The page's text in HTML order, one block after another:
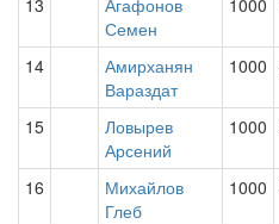
13
Агафонов
Семен
1000
14
Амирханян
Вараздат
1000
15
Ловырев
Арсений
1000
16
Михайлов
Глеб
1000